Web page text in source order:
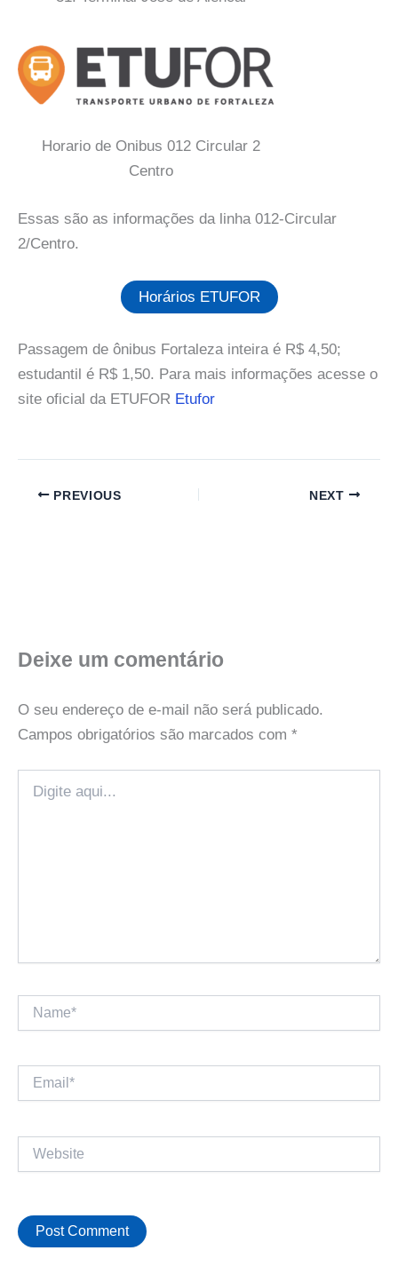
Horario de Onibus 012 Circular 2
Centro
Essas são as informações da linha 012-Circular
2/Centro.
Horários ETUFOR
Passagem de ônibus Fortaleza inteira é R$ 4,50;
estudantil é R$ 1,50. Para mais informações acesse o
site oficial da ETUFOR Etufor
PREVIOUS NEXT
Deixe um comentário
O seu endereço de e-mail não será publicado.
Campos obrigatórios são marcados com *
aqui...
Email*